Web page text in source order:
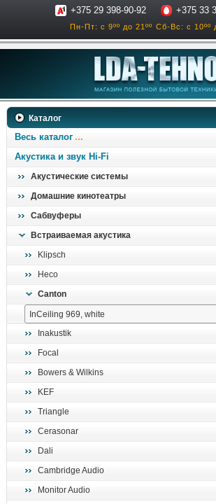
+375 29 398-90-92 +375 33
Пн-Пт: с 9ºº до 21ºº Сб-Вс: с 10ºº
телевизоры
ресиверы, усилители
проигрыватели
Каталог
Весь каталог
Акустика и звук Hi-Fi
Акустические системы
Домашние кинотеатры
Сабвуферы
Встраиваемая акустика
Klipsch
Heco
Canton
Inakustik
Focal
Bowers & Wilkins
KEF
Triangle
Cerasonar
Dali
Cambridge Audio
Monitor Audio